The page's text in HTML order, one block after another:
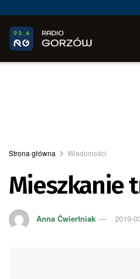
Strona główna Wiadomości
Mieszkanie
Anna Ćwiertniak 2019-